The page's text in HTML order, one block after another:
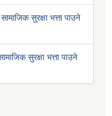
सुरक्षा भत्ता पाउने
सुरक्षा भत्ता पाउने